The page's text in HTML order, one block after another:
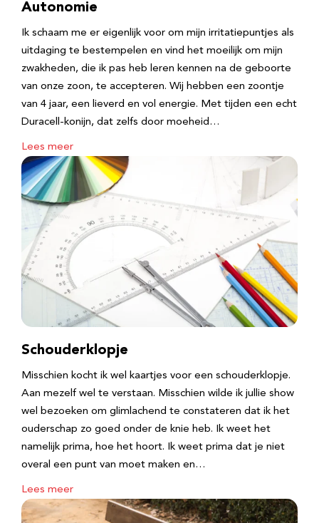
Autonomie
Ik schaam me er eigenlijk voor om mijn irritatiepuntjes als
uitdaging te bestempelen en vind het moeilijk om mijn
zwakheden, die ik pas heb leren kennen na de geboorte
van onze zoon, te accepteren. Wij hebben een zoontje
van 4 jaar, een lieverd en vol energie. Met tijden een echt
Duracell-konijn, dat zelfs door moeheid…
Lees meer
Schouderklopje
Misschien kocht ik wel kaartjes voor een schouderklopje.
Aan mezelf wel te verstaan. Misschien wilde ik jullie show
wel bezoeken om glimlachend te constateren dat ik het
ouderschap zo goed onder de knie heb. Ik weet het
namelijk prima, hoe het hoort. Ik weet prima dat je niet
overal een punt van moet maken en…
Lees meer